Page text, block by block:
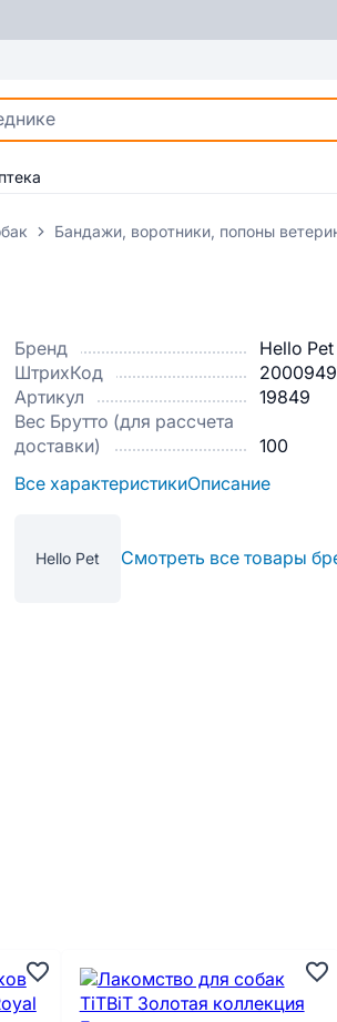
Бандажи, воротники, попоны
Бренд
Hello Pet
ШтрихКод
Артикул
19849
Вес Брутто (для рассчета
доставки)
100
Все характеристикиОписание
Hello Pet Смотреть все товары